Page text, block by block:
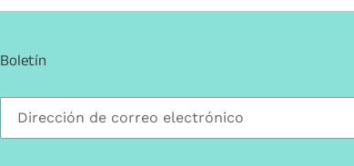
Boletín